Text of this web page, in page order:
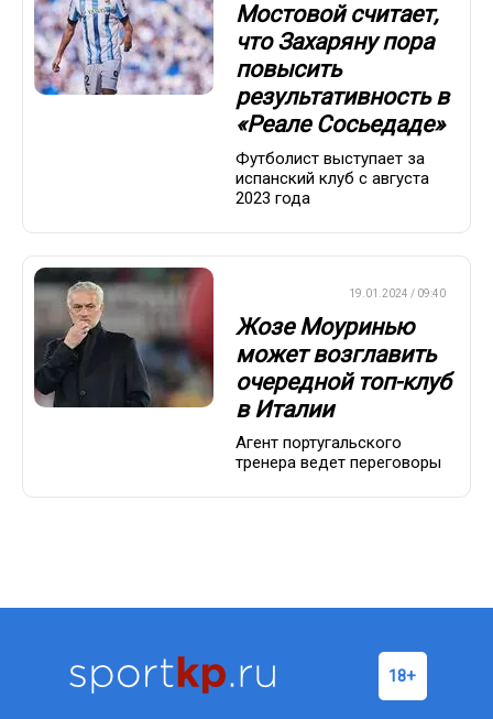
Мостовой считает,
что Захаряну пора
повысить
результативность в
«Реале Сосьедаде»
Футболист выступает за
испанский клуб с августа
2023 года
19.01.2024 / 09:40
Жозе Моуринью
может возглавить
очередной топ-клуб
в Италии
Агент португальского
тренера ведет переговоры